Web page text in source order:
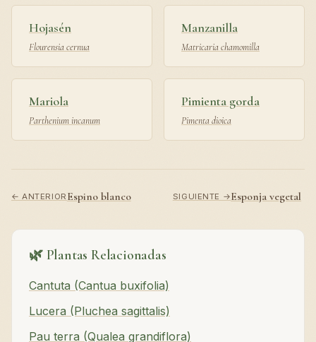
Hojasén
Flourensia cernua
Manzanilla
Matricaria chamomilla
Mariola
Parthenium incanum
Pimienta gorda
Pimenta dioica
← ANTERIOR Espino blanco SIGUIENTE →Esponja vegetal
🌿 Plantas Relacionadas
Cantuta (Cantua buxifolia)
Lucera (Pluchea sagittalis)
Pau terra (Qualea grandiflora)